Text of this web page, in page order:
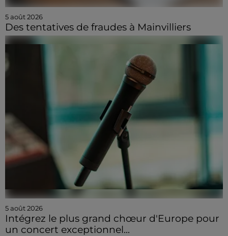
5 août 2026
Des tentatives de fraudes à Mainvilliers
5 août 2026
Intégrez le plus grand chœur d'Europe pour
un concert exceptionnel...